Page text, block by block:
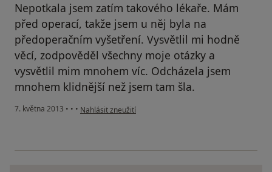
Nepotkala jsem zatím takového lékaře. Mám
před operací, takže jsem u něj byla na
předoperačním vyšetření. Vysvětlil mi hodně
věcí, zodpověděl všechny moje otázky a
vysvětlil mim mnohem víc. Odcházela jsem
mnohem klidnější než jsem tam šla.
7. května 2013 • • • podle názoru uživatele Váš účet byl odstraněn
Nahlásit zneužití